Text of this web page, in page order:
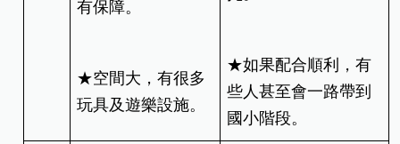
有保障。
★空間大，有很多
玩具及遊樂設施。
★如果配合順利，有
些人甚至會一路帶到
國小階段。